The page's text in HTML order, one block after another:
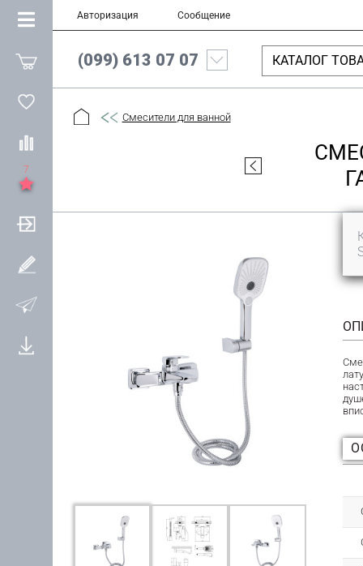
7
Авторизация Сообщение
КАТАЛОГ
(099) 613 07 07
Смесители для ванной